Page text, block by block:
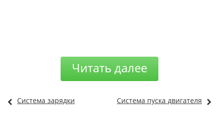
Читать далее
Система зарядки Система пуска двигателя